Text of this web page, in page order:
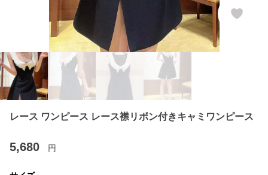
レース ワンピース レース襟リボン付きキャミワンピース
5,680 円